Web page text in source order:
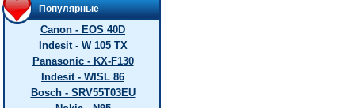
Популярные
Canon - EOS 40D
Indesit - W 105 TX
Panasonic - KX-F130
Indesit - WISL 86
Bosch - SRV55T03EU